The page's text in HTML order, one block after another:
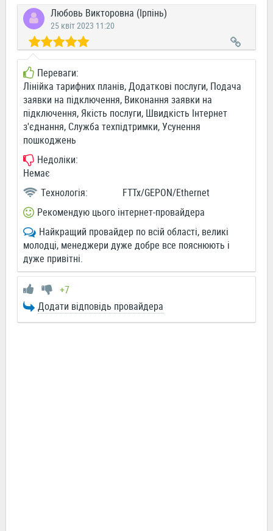
Любовь Викторовна (Ірпінь)
25 квіт 2023 11:20
Переваги:
Лінійка тарифних планів, Додаткові послуги, Подача
заявки на підключення, Виконання заявки на
підключення, Якість послуги, Швидкість Інтернет
з'єднання, Служба техпідтримки, Усунення
пошкоджень
Недоліки:
Немає
Технологія:
FTTx/GEPON/Ethernet
Рекомендую цього інтернет-провайдера
Найкращий провайдер по всій області, великі
молодці, менеджери дуже добре все пояснюють і
дуже привітні.
+7
Додати відповідь провайдера